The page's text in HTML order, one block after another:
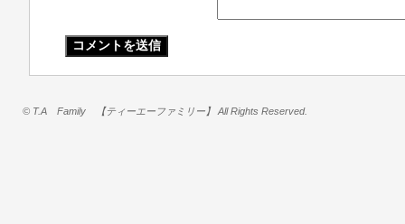
© T.A Family 【ティーエーファミリー】 All Rights Reserved.